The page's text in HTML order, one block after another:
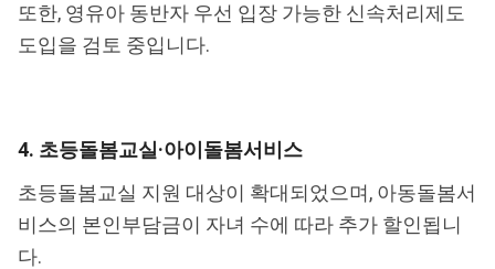
또한, 영유아 동반자 우선 입장 가능한 신속처리제도
도입을 검토 중입니다.
4. 초등돌봄교실·아이돌봄서비스
초등돌봄교실 지원 대상이 확대되었으며, 아동돌봄서
비스의 본인부담금이 자녀 수에 따라 추가 할인됩니
다.